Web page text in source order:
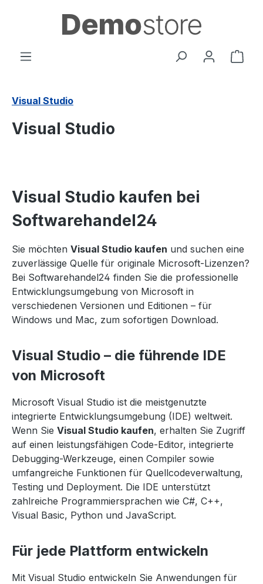
Visual Studio
Visual Studio
Visual Studio kaufen bei
Softwarehandel24
Sie möchten Visual Studio kaufen und suchen eine
zuverlässige Quelle für originale Microsoft-Lizenzen?
Bei Softwarehandel24 finden Sie die professionelle
Entwicklungsumgebung von Microsoft in
verschiedenen Versionen und Editionen – für
Windows und Mac, zum sofortigen Download.
Visual Studio – die führende IDE
von Microsoft
Microsoft Visual Studio ist die meistgenutzte
integrierte Entwicklungsumgebung (IDE) weltweit.
Wenn Sie Visual Studio kaufen, erhalten Sie Zugriff
auf einen leistungsfähigen Code-Editor, integrierte
Debugging-Werkzeuge, einen Compiler sowie
umfangreiche Funktionen für Quellcodeverwaltung,
Testing und Deployment. Die IDE unterstützt
zahlreiche Programmiersprachen wie C#, C++,
Visual Basic, Python und JavaScript.
Für jede Plattform entwickeln
Mit Visual Studio entwickeln Sie Anwendungen für